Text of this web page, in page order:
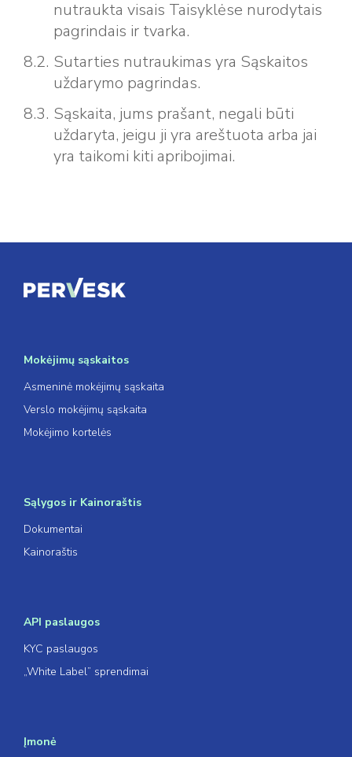
nutraukta visais Taisyklėse nurodytais
pagrindais ir tvarka.
Sutarties nutraukimas yra Sąskaitos
uždarymo pagrindas.
Sąskaita, jums prašant, negali būti
uždaryta, jeigu ji yra areštuota arba jai
yra taikomi kiti apribojimai.
Mokėjimų sąskaitos
Asmeninė mokėjimų sąskaita
Verslo mokėjimų sąskaita
Mokėjimo kortelės
Sąlygos ir Kainoraštis
Dokumentai
Kainoraštis
API paslaugos
KYC paslaugos
„White Label” sprendimai
Įmonė